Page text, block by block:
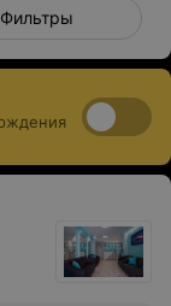
Фильтры